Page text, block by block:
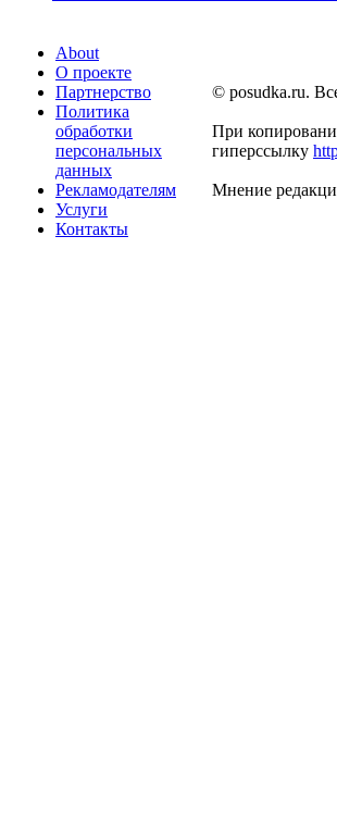
About
О проекте
Партнерство
Политика
обработки
персональных
данных
Рекламодателям
Услуги
Контакты
© posudka.ru.
При
гиперссылку
Мнение